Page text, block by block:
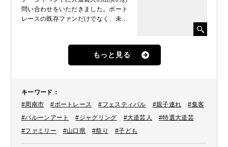
問い合わせをいただきました。ボート
レースの既存ファンだけでなく、未経
ただけるようなイベントにされたいと
いうことで、ぜひ大道芸人に盛り上げ
てほしいとのことでした。そこで、2
もっと見る
キーワード ：
#周南市
#ボートレース #フェスティバル #親子連れ
#集客
#バルーンアート
#ジャグリング #大道芸人
#特選大道芸
#ファミリー
#山口県 #祭り #子ども